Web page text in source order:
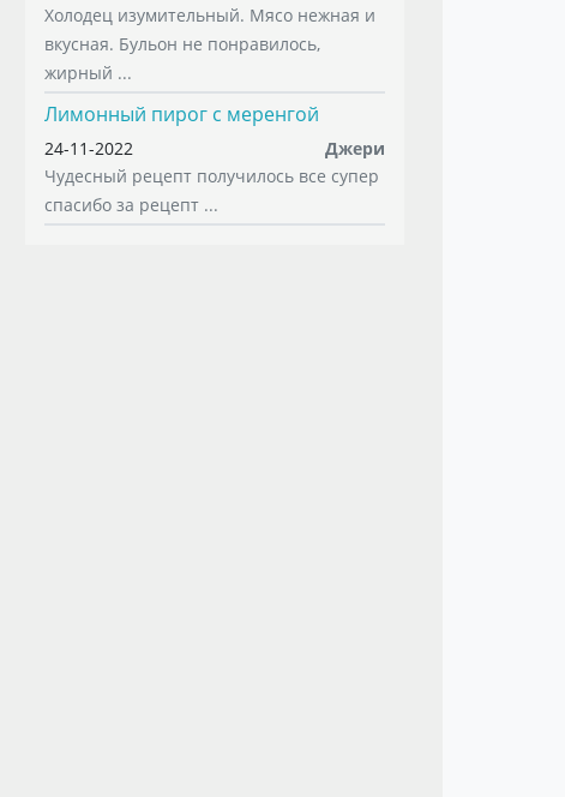
Холодец изумительный. Мясо нежная и
вкусная. Бульон не понравилось,
жирный ...
Лимонный пирог с меренгой
24-11-2022
Джери
Чудесный рецепт получилось все супер
спасибо за рецепт ...